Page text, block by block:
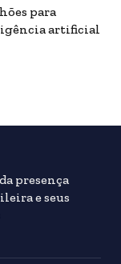
para
artificial
presença
e seus